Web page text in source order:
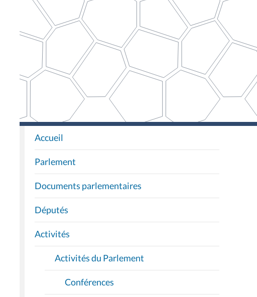
N
A
V
I
G
A
T
I
O
Accueil
Parlement
Documents parlementaires
Députés
Activités
Activités du Parlement
Conférences